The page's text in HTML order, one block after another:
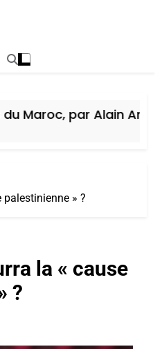
Maroc, par Alain Amiel
» ?
la « cause
?